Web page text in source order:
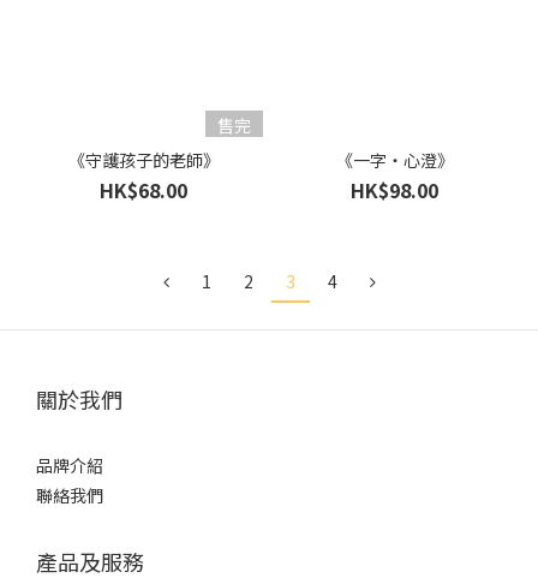
售完
《守護孩子的老師》
HK$68.00
《一字‧心澄》
HK$98.00
1 2 3 4
關於我們
品牌介紹
聯絡我們
產品及服務